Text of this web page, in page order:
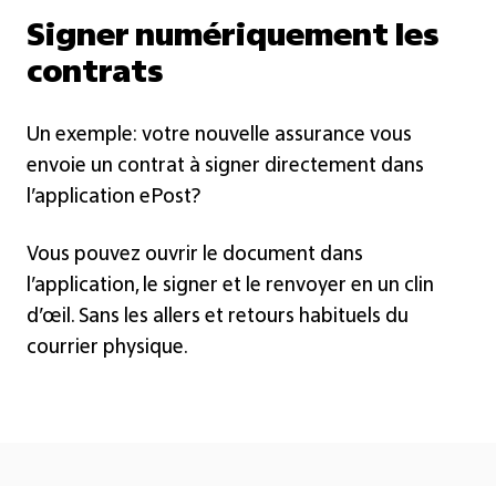
Signer numériquement les
contrats
Un exemple: votre nouvelle assurance vous
envoie un contrat à signer directement dans
l’application ePost?
Vous pouvez ouvrir le document dans
l’application, le signer et le renvoyer en un clin
d’œil. Sans les allers et retours habituels du
courrier physique.